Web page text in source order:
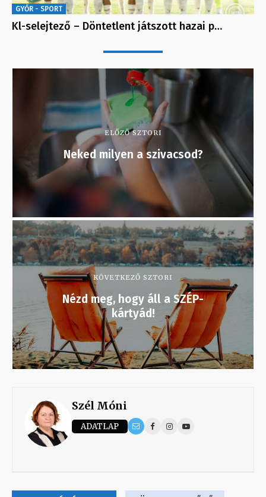
GYŐR - SPORT
Kl-selejtező – Döntetlent játszott hazai p…
ELŐZŐ SZTORI
Neked milyen a szivacsod?
KÖVETKEZŐ SZTORI
Nézd meg, hogy áll a SZÉP-
kártyád!
Szél Móni
ADATLAP